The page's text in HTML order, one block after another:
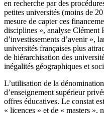
en recherche par des
petites universités (moins de
mesure de capter ces
disciplines », analyse Clément
d’investissements d’avenir »,
universités françaises plus
de hiérarchisation des
inégalités géographiques et
L’utilisation de la
d’enseignement supérieur
offres éducatives. Le constat
« licences » et de « masters »,